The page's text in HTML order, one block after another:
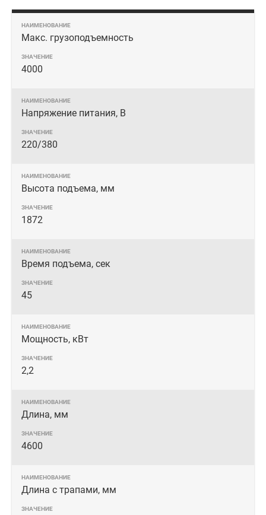
Макс. грузоподъемность
4000
Напряжение питания, В
220/380
Высота подъема, мм
1872
Время подъема, сек
45
Мощность, кВт
2,2
Длина, мм
4600
Длина с трапами, мм